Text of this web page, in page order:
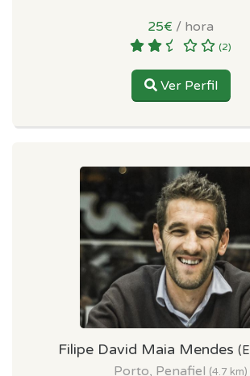
25€ / hora
(2)
Ver Perfil
Filipe David Maia Mendes
Porto, Penafiel (4.7 km)